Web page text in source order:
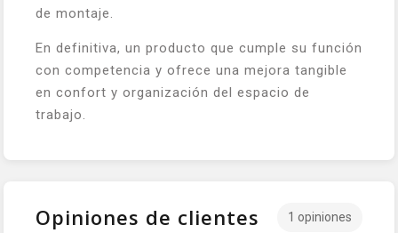
de montaje.
En definitiva, un producto que cumple su función
con competencia y ofrece una mejora tangible
en confort y organización del espacio de
trabajo.
Opiniones de clientes 1 opiniones